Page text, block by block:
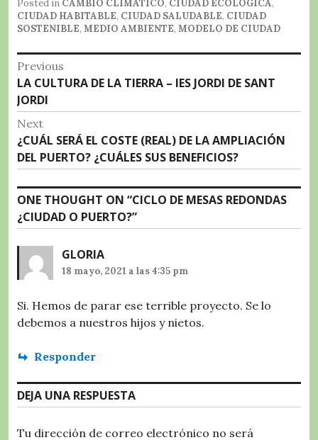
e
b
o
o
k
te
r
s
A
p
p
g
r
a
m
p
a
rt
ir
Posted in CAMBIO CLIMÁTICO, CIUDAD ECOLÓGICA,
CIUDAD HABITABLE, CIUDAD SALUDABLE, CIUDAD
SOSTENIBLE, MEDIO AMBIENTE, MODELO DE CIUDAD
Navegación
de
entradas
Previous
Previous
post:
LA CULTURA DE LA TIERRA – IES JORDI DE SANT
JORDI
Next
Next
post:
¿CUÁL SERÁ EL COSTE (REAL) DE LA AMPLIACIÓN
DEL PUERTO? ¿CUÁLES SUS BENEFICIOS?
ONE THOUGHT ON “CICLO DE MESAS REDONDAS
¿CIUDAD O PUERTO?”
GLORIA
18 mayo, 2021 a las 4:35 pm
Si. Hemos de parar ese terrible proyecto. Se lo
debemos a nuestros hijos y nietos.
Responder
DEJA UNA RESPUESTA
Tu dirección de correo electrónico no será